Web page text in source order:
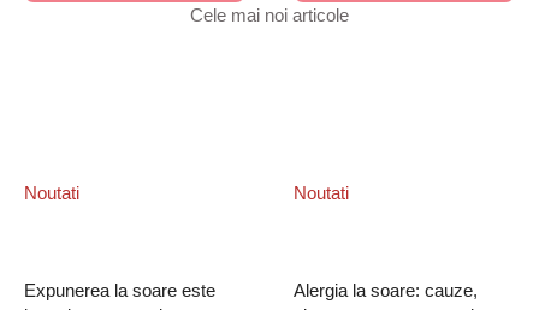
Cele mai noi articole
Noutati
Expunerea la soare este
Noutati
Alergia la soare: cauze,